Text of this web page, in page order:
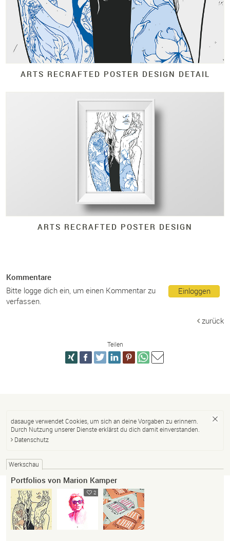
ARTS RECRAFTED POSTER DESIGN DETAIL
ARTS RECRAFTED POSTER DESIGN
Kommentare
Einloggen
Bitte logge dich ein, um einen Kommentar zu
verfassen.
zurück
Teilen
dasauge verwendet Cookies, um sich an deine Vorgaben zu erinnern.
Durch Nutzung unserer Dienste erklärst du dich damit einverstanden.
Datenschutz
Werkschau
Portfolios von Marion Kamper
2